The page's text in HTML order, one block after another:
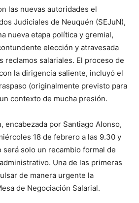
las nuevas autoridades el
Judiciales de Neuquén (SEJuN),
nueva etapa política y gremial,
elección y atravesada
reclamos salariales. El proceso de
la dirigencia saliente, incluyó el
(originalmente previsto para
contexto de mucha presión.
encabezada por Santiago Alonso,
18 de febrero a las 9.30 y
será solo un recambio formal de
Una de las primeras
de manera urgente la
de Negociación Salarial.